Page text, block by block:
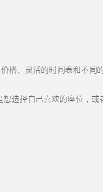
格、灵活的时间表和不同
选择自己喜欢的座位，或